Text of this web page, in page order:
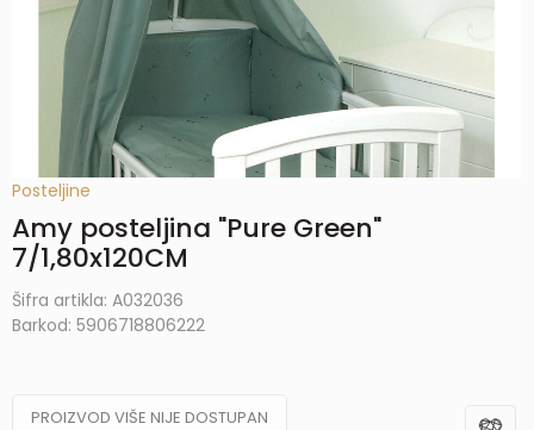
Posteljine
Amy posteljina "Pure Green"
7/1,80x120CM
Šifra artikla: A032036
Barkod: 5906718806222
PROIZVOD VIŠE NIJE DOSTUPAN